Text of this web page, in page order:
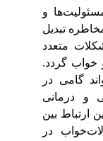
و
تبدیل
متعدد
گردد.
گامی در
درمانی
ارتباط بین
در